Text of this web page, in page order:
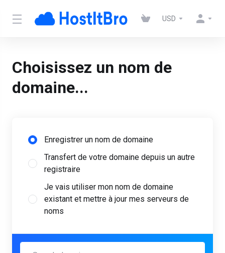
USD
Choisissez un nom de
domaine...
Enregistrer un nom de domaine
Transfert de votre domaine depuis un autre
registraire
Je vais utiliser mon nom de domaine
existant et mettre à jour mes serveurs de
noms